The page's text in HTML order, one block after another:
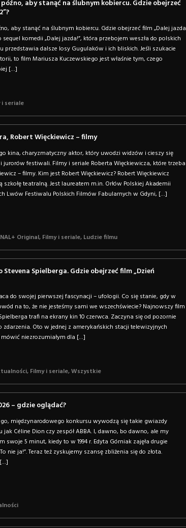
aby stanąć na ślubnym kobiercu. Gdzie obejrzeć
aby stanąć na ślubnym kobiercu. Gdzie obejrzeć film „Dalej jazda
sequel komedii „Dalej jazda!”, która przebojem weszła do polskich
przedstawia dalsze losy Gugulaków i ich bliskich. Jeśli szukacie
to film Mariusza Kuczewskiego jest właśnie tym, czego
[…]
i seriale
Robert Więckiewicz – filmy
kina, charyzmatyczny aktor, który uwodzi widzów i cieszy się
festiwali. Filmy i seriale Roberta Więckiewicza, które trzeba
– filmy. Kim jest Robert Więckiewicz? Robert Więckiewicz
szkołę teatralną. Jest laureatem m.in. Orłów Polskiej Akademii
Lwów Festiwalu Polskich Filmów Fabularnych w Gdyni, […]
Original, Filmy i seriale, Ludzie filmu
Stevena Spielberga. Gdzie obejrzeć film „Dzień
do swojej pierwszej fascynacji – ufologii. Co się stanie, gdy w
na to, że nie jesteśmy sami we wszechświecie? Najnowszy film
trafi na ekrany kin 10 czerwca. Zaczyna się od pozornie
zdarzenia. Oto w jednej z amerykańskich stacji telewizyjnych
niezrozumiałym dla […]
, Filmy i seriale,Wszystkie
– gdzie oglądać?
międzynarodowego konkursu wywodzą się takie gwiazdy
Céline Dion czy zespół ABBA. I, dawno, bo dawno, ale my
swoje 5 minut, kiedy to w 1994 r. Edyta Górniak zajęła drugie
nie ja!”. Teraz też zyskujemy szansę zbliżenia się do złota.